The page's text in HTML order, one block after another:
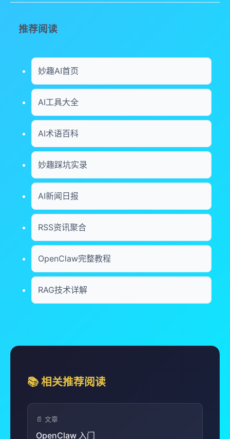
推荐阅读
妙趣AI首页
AI工具大全
AI术语百科
妙趣踩坑实录
AI新闻日报
RSS资讯聚合
OpenClaw完整教程
RAG技术详解
📚 相关推荐阅读
📄 文章
OpenClaw 入门